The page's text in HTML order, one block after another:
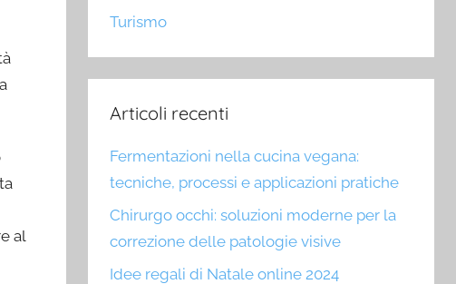
al
Turismo
Articoli recenti
Fermentazioni nella cucina vegana:
tecniche, processi e applicazioni pratiche
Chirurgo occhi: soluzioni moderne per la
correzione delle patologie visive
Idee regali di Natale online 2024